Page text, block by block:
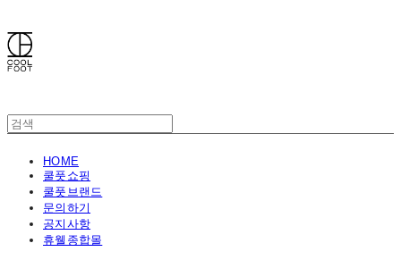
HOME
쿨풋쇼핑
쿨풋브랜드
문의하기
공지사항
휴웰종합몰